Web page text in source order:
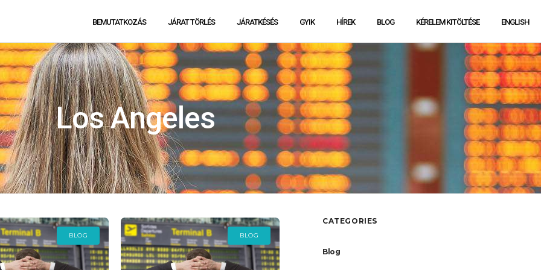
BEMUTATKOZÁS JÁRAT TÖRLÉS JÁRATKÉSÉS GYIK HÍREK BLOG KÉRELEM KITÖLTÉSE ENGLISH
Los Angeles
BLOG BLOG
CATEGORIES
Blog